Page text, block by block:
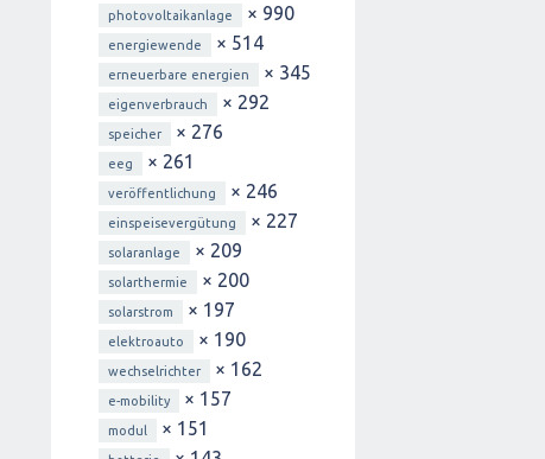
photovoltaikanlage × 990
energiewende × 514
erneuerbare energien × 345
eigenverbrauch × 292
speicher × 276
eeg × 261
veröffentlichung × 246
einspeisevergütung × 227
solaranlage × 209
solarthermie × 200
solarstrom × 197
elektroauto × 190
wechselrichter × 162
e-mobility × 157
modul × 151